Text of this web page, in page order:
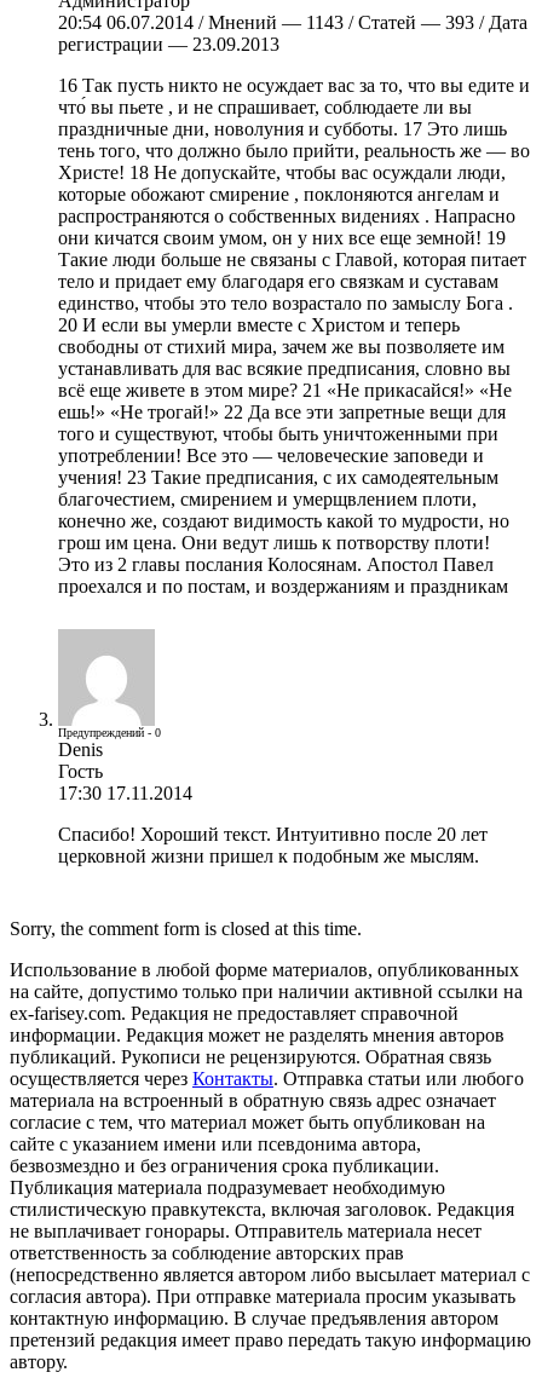
20:54 06.07.2014 / Мнений — 1143 / Статей — 393 / Дата
регистрации — 23.09.2013
16 Так пусть никто не осуждает вас за то, что вы едите и
что́ вы пьете , и не спрашивает, соблюдаете ли вы
праздничные дни, новолуния и субботы. 17 Это лишь
тень того, что должно было прийти, реальность же — во
Христе! 18 Не допускайте, чтобы вас осуждали люди,
которые обожают смирение , поклоняются ангелам и
распространяются о собственных видениях . Напрасно
они кичатся своим умом, он у них все еще земной! 19
Такие люди больше не связаны с Главой, которая питает
тело и придает ему благодаря его связкам и суставам
единство, чтобы это тело возрастало по замыслу Бога .
20 И если вы умерли вместе с Христом и теперь
свободны от стихий мира, зачем же вы позволяете им
устанавливать для вас всякие предписания, словно вы
всё еще живете в этом мире? 21 «Не прикасайся!» «Не
ешь!» «Не трогай!» 22 Да все эти запретные вещи для
того и существуют, чтобы быть уничтоженными при
употреблении! Все это — человеческие заповеди и
учения! 23 Такие предписания, с их самодеятельным
благочестием, смирением и умерщвлением плоти,
конечно же, создают видимость какой то мудрости, но
грош им цена. Они ведут лишь к потворству плоти!
Это из 2 главы послания Колосянам. Апостол Павел
проехался и по постам, и воздержаниям и праздникам
Предупреждений - 0
Denis
Гость
17:30 17.11.2014
Спасибо! Хороший текст. Интуитивно после 20 лет
церковной жизни пришел к подобным же мыслям.
Sorry, the comment form is closed at this time.
Использование в любой форме материалов, опубликованных
на сайте, допустимо только при наличии активной ссылки на
ex-farisey.com. Редакция не предоставляет справочной
информации. Редакция может не разделять мнения авторов
публикаций. Рукописи не рецензируются. Обратная связь
осуществляется через Контакты. Отправка статьи или любого
материала на встроенный в обратную связь адрес означает
согласие с тем, что материал может быть опубликован на
сайте с указанием имени или псевдонима автора,
безвозмездно и без ограничения срока публикации.
Публикация материала подразумевает необходимую
стилистическую правкутекста, включая заголовок. Редакция
не выплачивает гонорары. Отправитель материала несет
ответственность за соблюдение авторских прав
(непосредственно является автором либо высылает материал с
согласия автора). При отправке материала просим указывать
контактную информацию. В случае предъявления автором
претензий редакция имеет право передать такую информацию
автору.